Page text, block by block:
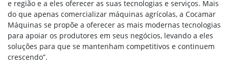
e região e a eles oferecer as suas tecnologias e serviços. Mais
do que apenas comercializar máquinas agrícolas, a Cocamar
Máquinas se propõe a oferecer as mais modernas tecnologias
para apoiar os produtores em seus negócios, levando a eles
soluções para que se mantenham competitivos e continuem
crescendo”.